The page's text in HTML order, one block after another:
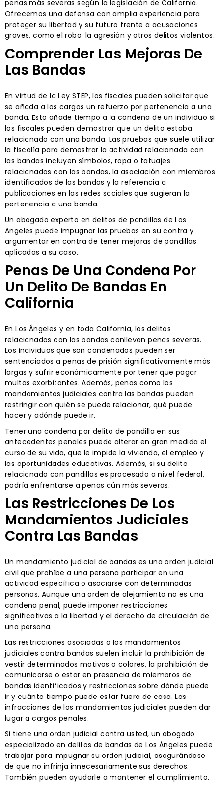
penas más severas según la legislación de California.
Ofrecemos una defensa con amplia experiencia para
proteger su libertad y su futuro frente a acusaciones
graves, como el robo, la agresión y otros delitos violentos.
Comprender Las Mejoras De
Las Bandas
En virtud de la Ley STEP, los fiscales pueden solicitar que
se añada a los cargos un refuerzo por pertenencia a una
banda. Esto añade tiempo a la condena de un individuo si
los fiscales pueden demostrar que un delito estaba
relacionado con una banda. Las pruebas que suele utilizar
la fiscalía para demostrar la actividad relacionada con
las bandas incluyen símbolos, ropa o tatuajes
relacionados con las bandas, la asociación con miembros
identificados de las bandas y la referencia a
publicaciones en las redes sociales que sugieran la
pertenencia a una banda.
Un abogado experto en delitos de pandillas de Los
Angeles puede impugnar las pruebas en su contra y
argumentar en contra de tener mejoras de pandillas
aplicadas a su caso.
Penas De Una Condena Por
Un Delito De Bandas En
California
En Los Ángeles y en toda California, los delitos
relacionados con las bandas conllevan penas severas.
Los individuos que son condenados pueden ser
sentenciados a penas de prisión significativamente más
largas y sufrir económicamente por tener que pagar
multas exorbitantes. Además, penas como los
mandamientos judiciales contra las bandas pueden
restringir con quién se puede relacionar, qué puede
hacer y adónde puede ir.
Tener una condena por delito de pandilla en sus
antecedentes penales puede alterar en gran medida el
curso de su vida, que le impide la vivienda, el empleo y
las oportunidades educativas. Además, si su delito
relacionado con pandillas es procesado a nivel federal,
podría enfrentarse a penas aún más severas.
Las Restricciones De Los
Mandamientos Judiciales
Contra Las Bandas
Un mandamiento judicial de bandas es una orden judicial
civil que prohíbe a una persona participar en una
actividad específica o asociarse con determinadas
personas. Aunque una orden de alejamiento no es una
condena penal, puede imponer restricciones
significativas a la libertad y el derecho de circulación de
una persona.
Las restricciones asociadas a los mandamientos
judiciales contra bandas suelen incluir la prohibición de
vestir determinados motivos o colores, la prohibición de
comunicarse o estar en presencia de miembros de
bandas identificados y restricciones sobre dónde puede
ir y cuánto tiempo puede estar fuera de casa. Las
infracciones de los mandamientos judiciales pueden dar
lugar a cargos penales.
Si tiene una orden judicial contra usted, un abogado
especializado en delitos de bandas de Los Ángeles puede
trabajar para impugnar su orden judicial, asegurándose
de que no infrinja innecesariamente sus derechos.
También pueden ayudarle a mantener el cumplimiento.